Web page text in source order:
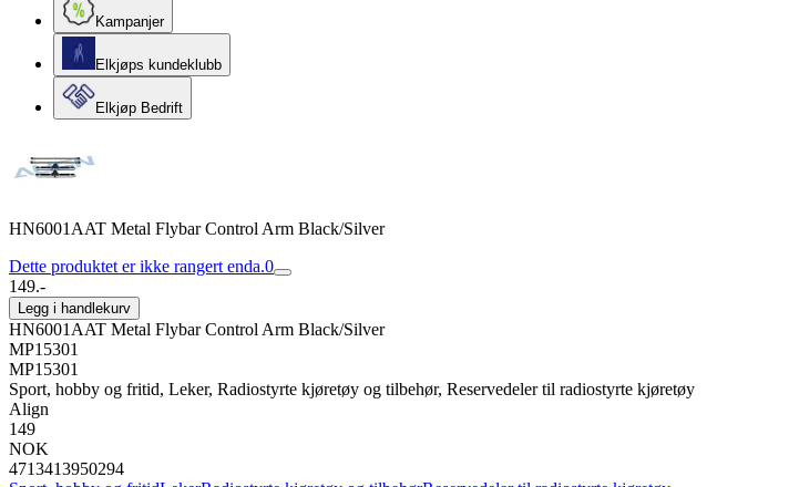
Kampanjer
Elkjøps kundeklubb
Elkjøp Bedrift
HN6001AAT Metal Flybar Control Arm Black/Silver
Dette produktet er ikke rangert enda.0
149.-
Legg i handlekurv
HN6001AAT Metal Flybar Control Arm Black/Silver
MP15301
MP15301
Sport, hobby og fritid, Leker, Radiostyrte kjøretøy og tilbehør, Reservedeler til radiostyrte kjøretøy
Align
149
NOK
4713413950294